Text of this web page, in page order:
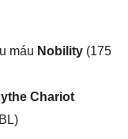
máu Nobility (175
Chariot